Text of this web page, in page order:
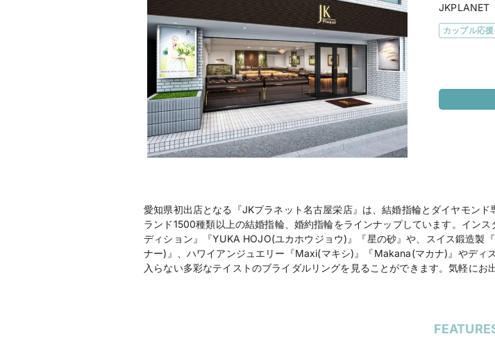
JKPLANET
カップル応
アクセス
営業時間
電話番号
愛知県初出店となる『JKプラネット名古屋栄店』は、結婚指輪とダイヤモン
ランド1500種類以上の結婚指輪、婚約指輪をラインナップしています。イン
ディション』『YUKA HOJO(ユカホウジョウ)』『星の砂』や、スイス鍛造製
ナー)』、ハワイアンジュエリー『Maxi(マキシ)』『Makana(マカナ)』やディ
入らない多彩なテイストのブライダルリングを見ることができます。気軽にお